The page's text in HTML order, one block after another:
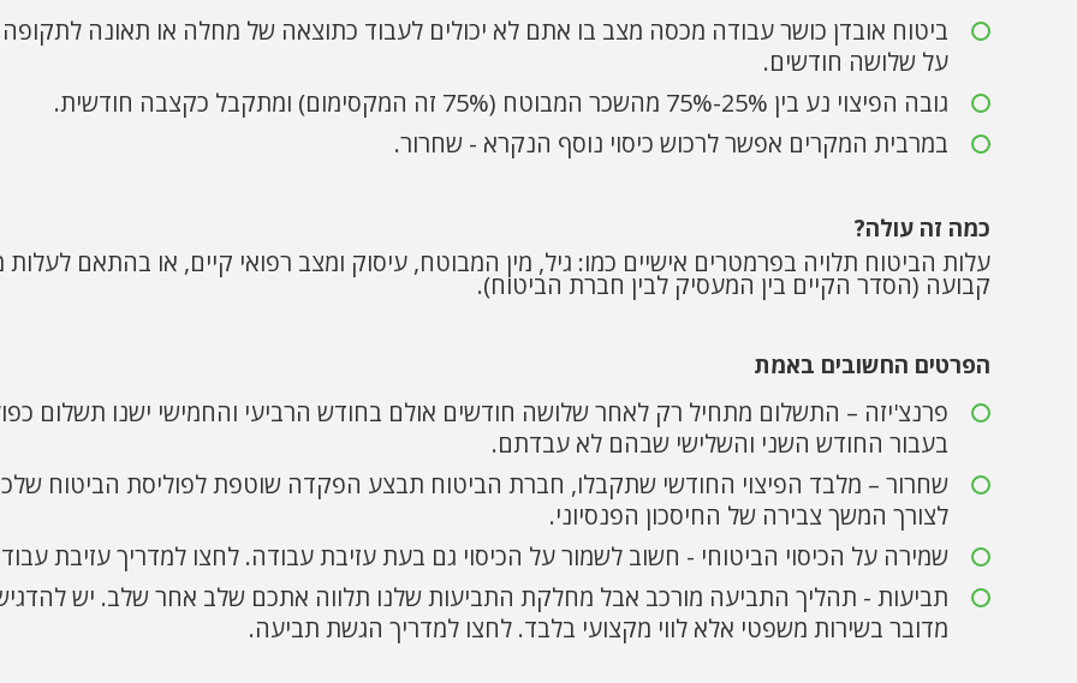
ביטוח אובדן כושר עבודה מכסה מצב בו אתם לא יכולים לעבוד כתוצאה של מחלה או תאונה
על שלושה חודשים.
גובה הפיצוי נע בין 25%-75% מהשכר המבוטח (75% זה המקסימום) ומתקבל כקצבה חודשית.
במרבית המקרים אפשר לרכוש כיסוי נוסף הנקרא - שחרור.
כמה זה עולה?
עלות הביטוח תלויה בפרמטרים אישיים כמו: גיל, מין המבוטח, עיסוק ומצב רפואי קיים, או בהתאם
קבועה (הסדר הקיים בין המעסיק לבין חברת הביטוח).
הפרטים החשובים באמת
פרנצ'יזה – התשלום מתחיל רק לאחר שלושה חודשים אולם בחודש הרביעי והחמישי ישנו תשלום
בעבור החודש השני והשלישי שבהם לא עבדתם.
שחרור – מלבד הפיצוי החודשי שתקבלו, חברת הביטוח תבצע הפקדה שוטפת לפוליסת הביטוח
לצורך המשך צבירה של החיסכון הפנסיוני.
שמירה על הכיסוי הביטוחי - חשוב לשמור על הכיסוי גם בעת עזיבת עבודה. לחצו למדריך עזיבת
תביעות - תהליך התביעה מורכב אבל מחלקת התביעות שלנו תלווה אתכם שלב אחר שלב. יש
מדובר בשירות משפטי אלא לווי מקצועי בלבד. לחצו למדריך הגשת תביעה.